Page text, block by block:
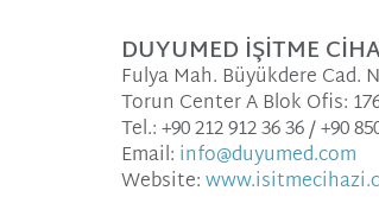
DUYUMED İŞİTME
Fulya Mah. Büyükdere Cad.
Torun Center A Blok Ofis:
Tel.: +90 212 912 36 36 / +90
Email: info@duyumed.com
Website: